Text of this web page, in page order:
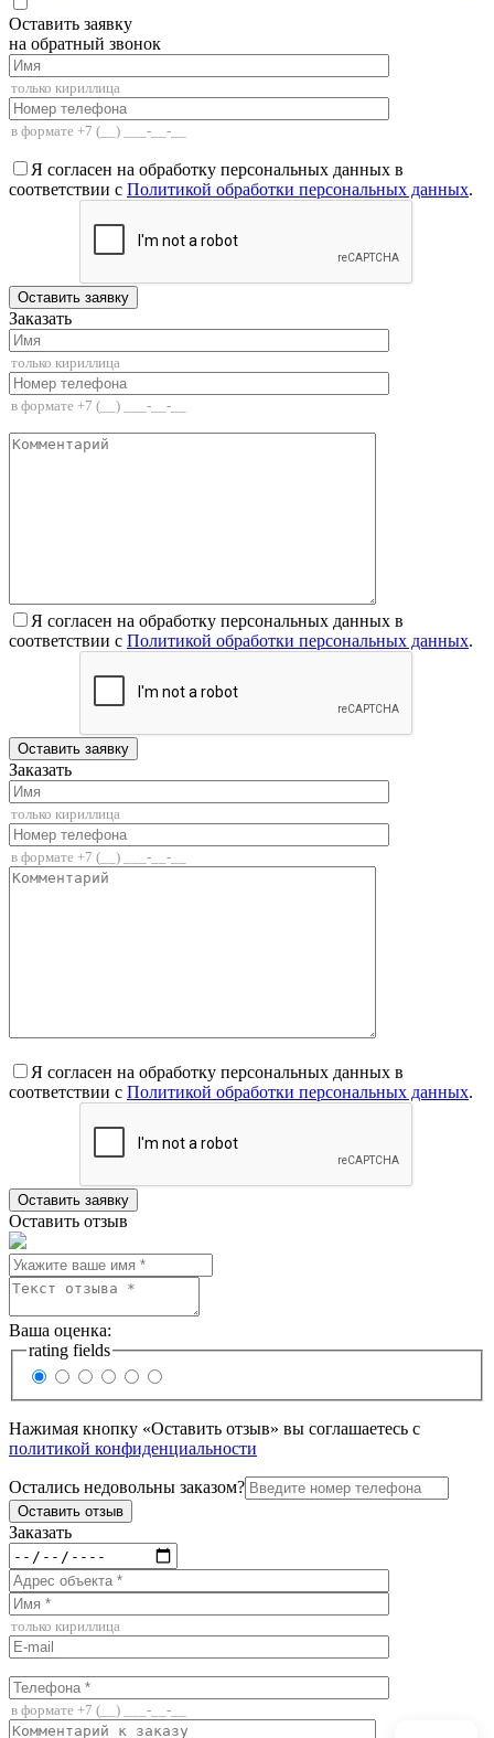
Оставить заявку
на обратный звонок
Я согласен на обработку персональных данных в
соответствии с Политикой обработки персональных данных.
Заказать
Я согласен на обработку персональных данных в
соответствии с Политикой обработки персональных данных.
Заказать
Я согласен на обработку персональных данных в
соответствии с Политикой обработки персональных данных.
Оставить отзыв
Ваша оценка:
rating fields
Нажимая кнопку «Оставить отзыв» вы соглашаетесь с
политикой конфиденциальности
Остались недовольны заказом?
Заказать